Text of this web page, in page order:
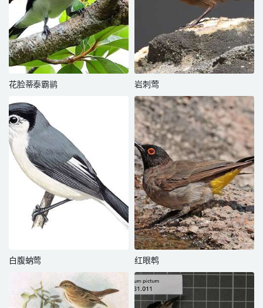
花脸蒂泰霸鹟 岩刺莺
白腹蚋莺 红眼鹎